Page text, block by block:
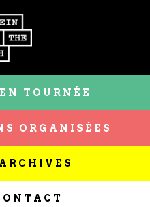
TOURNÉE
ORGANISÉES